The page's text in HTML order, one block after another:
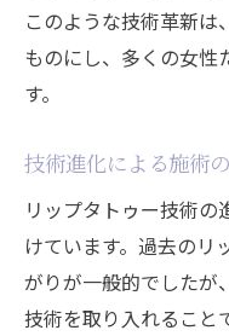
このような技術革新
ものにし、多くの女性
す。
技術進化による施術
リップタトゥー技術
けています。過去のリ
がりが一般的でしたが
技術を取り入れること